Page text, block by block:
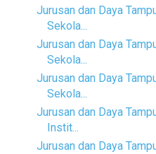
Jurusan dan Daya
Sekola...
Jurusan dan Daya
Sekola...
Jurusan dan Daya
Sekola...
Jurusan dan Daya
Instit...
Jurusan dan Daya